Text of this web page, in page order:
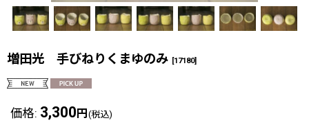
増田光 手びねりくまゆのみ [17180]
価格: 3,300 円 (税込)